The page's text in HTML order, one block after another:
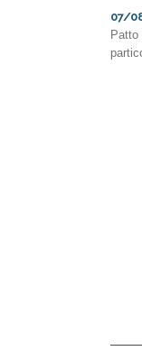
07/
Patto